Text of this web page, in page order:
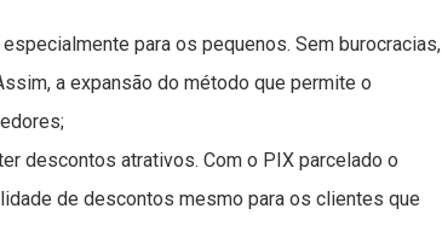
para os pequenos. Sem burocracias,
a expansão do método que permite o
descontos atrativos. Com o PIX parcelado o
de descontos mesmo para os clientes que